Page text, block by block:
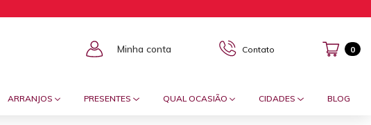
Minha conta Contato 0
ARRANJOS PRESENTES QUAL OCASIÃO CIDADES BLOG